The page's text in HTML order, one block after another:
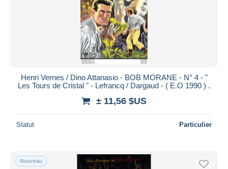
Henri Vernes / Dino Attanasio - BOB MORANE - N° 4 - "
Les Tours de Cristal " - Lefrancq / Dargaud - ( E.O 1990 ) .
± 11,56 $US
Statut Particulier
Nouveau